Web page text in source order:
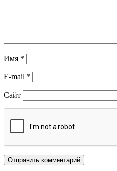
Имя *
E-mail *
Сайт